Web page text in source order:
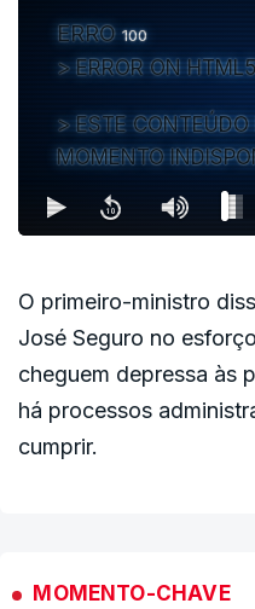
ERRO100
ERROR ON
ESTE
MOMENTO
O primeiro-ministro
José Seguro no
cheguem depressa às
há processos
cumprir.
MOMENTO-CHAVE